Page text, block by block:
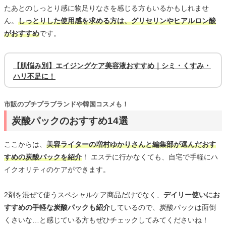
たあとのしっとり感に物足りなさを感じる方もいるかもしれませ
ん。 しっとりした使用感を求める方は、グリセリンやヒアルロン酸
がおすすめです。
【肌悩み別】エイジングケア美容液おすすめ｜シミ・くすみ・
ハリ不足に！
炭酸パックのおすすめ14選
市販のプチプラブランドや韓国コスメも！
ここからは、 美容ライターの増村ゆかりさんと編集部が選んだおす
すめの炭酸パックを紹介 ！ エステに行かなくても、自宅で手軽にハ
イクオリティのケアができます。
2剤を混ぜて使うスペシャルケア商品だけでなく、 デイリー使いにお
すすめの手軽な炭酸パックも紹介しているので、炭酸パックは面倒
くさいな…と感じている方もぜひチェックしてみてくださいね！